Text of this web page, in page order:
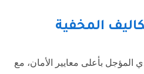
المخفية
المؤجل بأعلى معايير الأمان، مع